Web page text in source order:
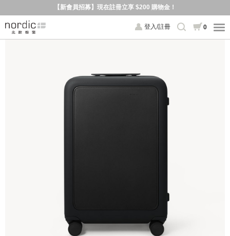
【新會員招募】現在註冊立享 $200 購物金！
登入/註冊 0